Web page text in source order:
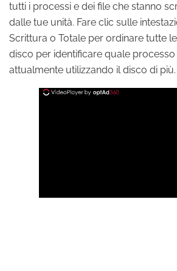
tutti i processi e dei file che stanno
dalle tue unità. Fare clic sulle
Scrittura o Totale per ordinare tutte
disco per identificare quale processo
attualmente utilizzando il disco di più.